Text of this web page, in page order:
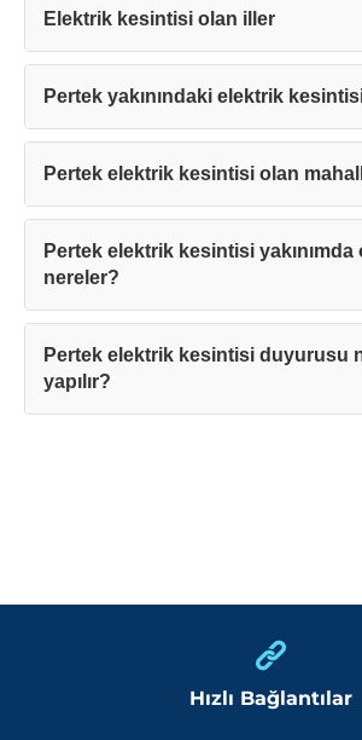
Elektrik kesintisi olan iller
Pertek yakınındaki elektrik
Pertek elektrik kesintisi olan
Pertek elektrik kesintisi
nereler?
Pertek elektrik kesintisi duyurusu
yapılır?
Hızlı Bağlantılar
sürede sizinle iletişime
Kapat